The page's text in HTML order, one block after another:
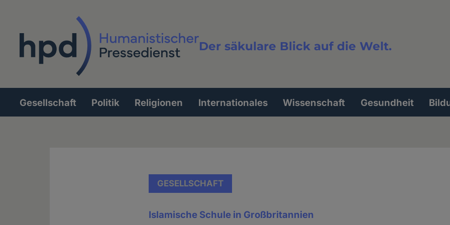
Der säkulare Blick auf die Welt.
Volltextsuche
Hauptnavigation
Gesellschaft Politik Religionen Internationales Wissenschaft Gesundheit
GESELLSCHAFT
Islamische Schule in Großbritannien